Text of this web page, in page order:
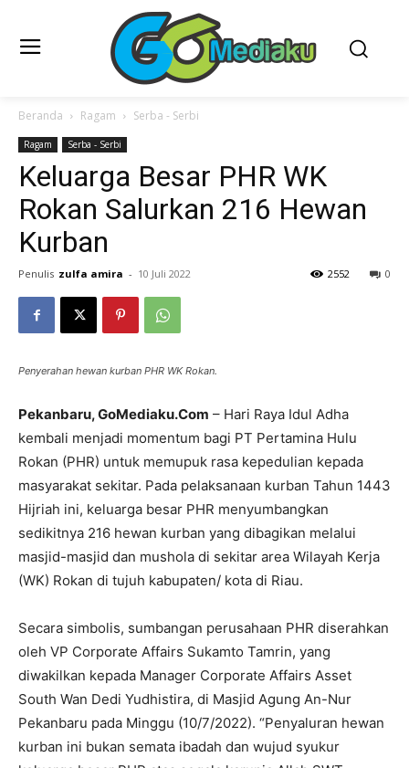
Beranda Ragam Serba - Serbi
Ragam Serba - Serbi
Keluarga Besar PHR WK
Rokan Salurkan 216 Hewan
Kurban
Penulis zulfa amira - 10 Juli 2022 0
2552
Penyerahan hewan kurban PHR WK Rokan.
Pekanbaru, GoMediaku.Com – Hari Raya Idul Adha
kembali menjadi momentum bagi PT Pertamina Hulu
Rokan (PHR) untuk memupuk rasa kepedulian kepada
masyarakat sekitar. Pada pelaksanaan kurban Tahun 1443
Hijriah ini, keluarga besar PHR menyumbangkan
sedikitnya 216 hewan kurban yang dibagikan melalui
masjid-masjid dan mushola di sekitar area Wilayah Kerja
(WK) Rokan di tujuh kabupaten/ kota di Riau.
Secara simbolis, sumbangan perusahaan PHR diserahkan
oleh VP Corporate Affairs Sukamto Tamrin, yang
diwakilkan kepada Manager Corporate Affairs Asset
South Wan Dedi Yudhistira, di Masjid Agung An-Nur
Pekanbaru pada Minggu (10/7/2022). “Penyaluran hewan
kurban ini bukan semata ibadah dan wujud syukur